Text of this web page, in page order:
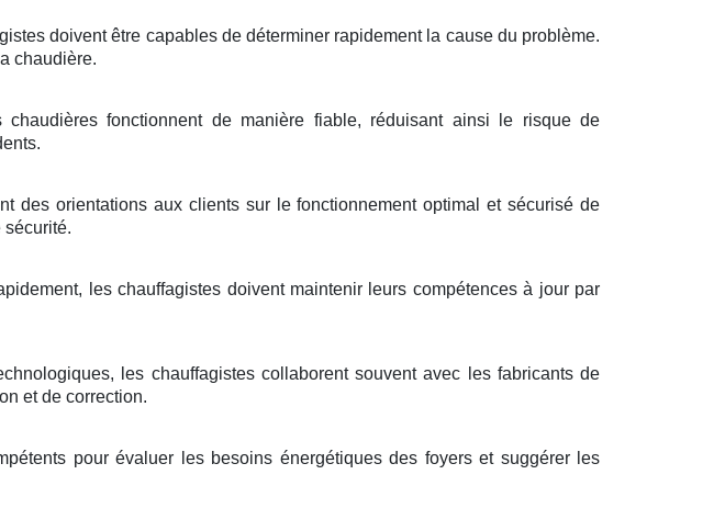
doivent être capables de déterminer rapidement la cause du problème.
chaudière.
fonctionnent de manière fiable, réduisant ainsi le risque de
des orientations aux clients sur le fonctionnement optimal et sécurisé de
sécurité.
les chauffagistes doivent maintenir leurs compétences à jour par
les chauffagistes collaborent souvent avec les fabricants de
et de correction.
pour évaluer les besoins énergétiques des foyers et suggérer les